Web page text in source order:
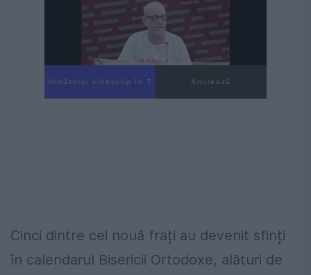
Următorul videoclip în 4 Anulează
Cinci dintre cei nouă frați au devenit sfinți
în calendarul Bisericii Ortodoxe, alături de